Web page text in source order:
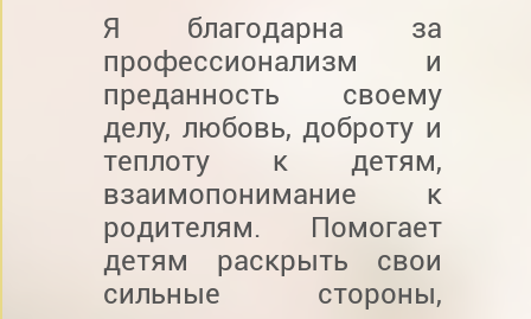
Я благодарна за
профессионализм и
преданность своему
делу, любовь, доброту и
теплоту к детям,
взаимопонимание к
родителям. Помогает
детям раскрыть свои
сильные стороны,